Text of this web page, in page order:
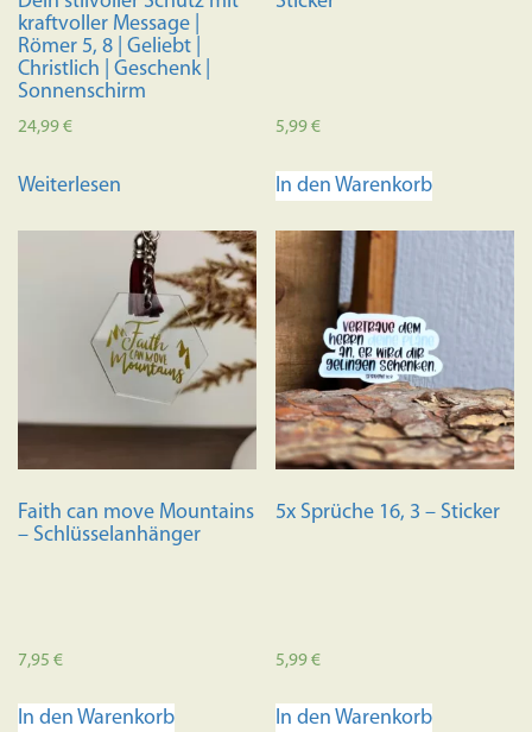
kraftvoller Message |
Römer 5, 8 | Geliebt |
Christlich | Geschenk |
Sonnenschirm
24,99€
Weiterlesen
5,99€
In den Warenkorb
Faith can move Mountains
– Schlüsselanhänger
7,95 €
In den Warenkorb
5x Sprüche 16, 3 – Sticker
5,99€
In den Warenkorb